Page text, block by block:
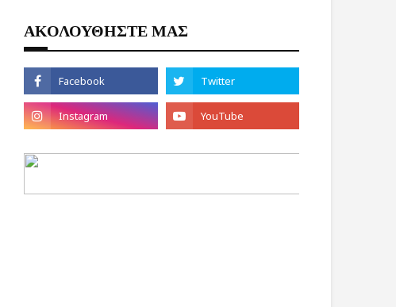
ΑΚΟΛΟΥΘΗΣΤΕ ΜΑΣ